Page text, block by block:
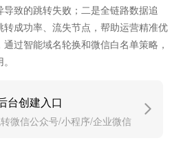
致的跳转失败；二是全链路数据追
成功率、流失节点，帮助运营精准优
过智能域名轮换和微信白名单策略，
台创建入口
微信公众号/小程序/企业微信